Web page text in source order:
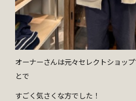
オーナーさんは元々セレクトショッ
とで
すごく気さくな方でした！